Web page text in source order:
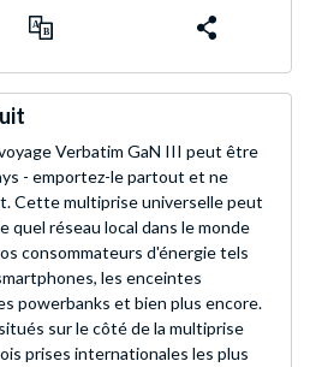
Verbatim GaN III peut être
- emportez-le partout et ne
Cette multiprise universelle peut
quel réseau local dans le monde
consommateurs d'énergie tels
les enceintes
powerbanks et bien plus encore.
sur le côté de la multiprise
prises internationales les plus